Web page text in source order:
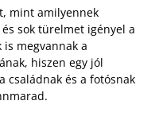
mint amilyennek
sok türelmet igényel a
megvannak a
hiszen egy jól
családnak és a fotósnak